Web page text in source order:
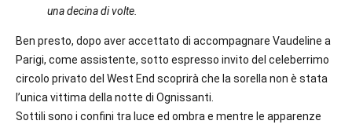
una decina di volte.
Ben presto, dopo aver accettato di accompagnare Vaudeline a
Parigi, come assistente, sotto espresso invito del celeberrimo
circolo privato del West End scoprirà che la sorella non è stata
l’unica vittima della notte di Ognissanti.
Sottili sono i confini tra luce ed ombra e mentre le apparenze